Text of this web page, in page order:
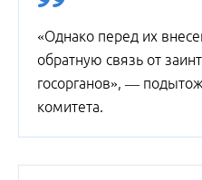
«Однако перед их
обратную связь от
госорганов», —
комитета.